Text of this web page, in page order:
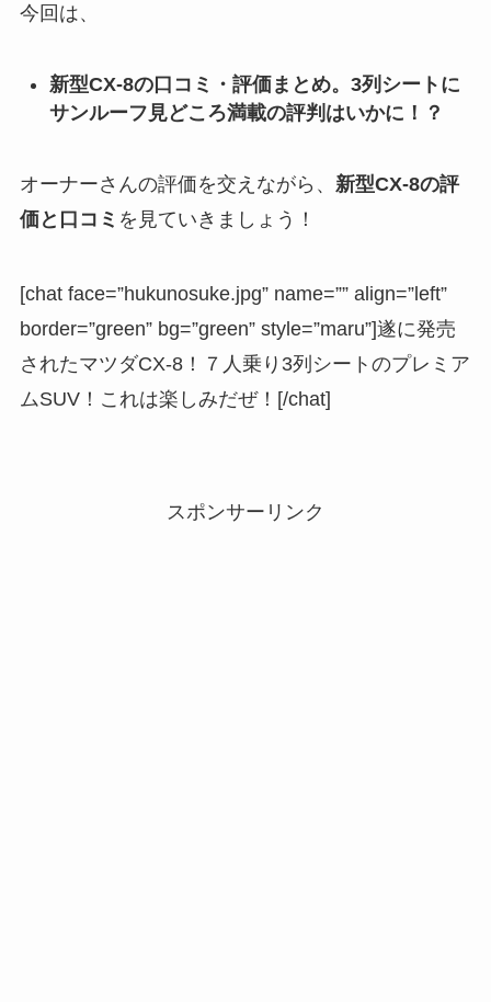
今回は、
新型CX-8の口コミ・評価まとめ。3列シートに
サンルーフ見どころ満載の評判はいかに！？
オーナーさんの評価を交えながら、 新型CX-8の評
価と口コミ を見ていきましょう！
[chat face=”hukunosuke.jpg” name=”” align=”left”
border=”green” bg=”green” style=”maru”]遂に発売
されたマツダCX-8！７人乗り3列シートのプレミア
ムSUV！これは楽しみだぜ！[/chat]
スポンサーリンク